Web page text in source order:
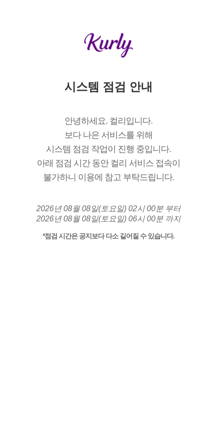
시스템 점검 안내
안녕하세요. 컬리입니다.
보다 나은 서비스를 위해
시스템 점검 작업이 진행 중입니다.
아래 점검 시간 동안 컬리 서비스 접속이
불가하니 이용에 참고 부탁드립니다.
2026년 08월 08일(토요일) 02시 00분 부터
2026년 08월 08일(토요일) 06시 00분 까지
*점검 시간은 공지보다 다소 길어질 수 있습니다.